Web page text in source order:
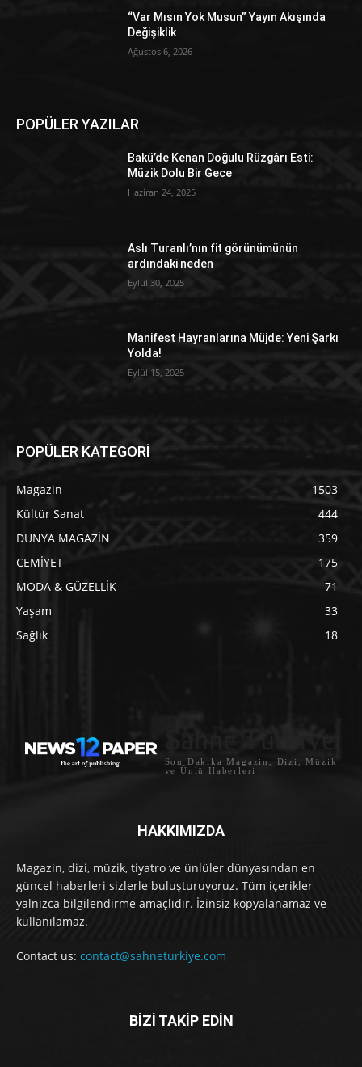
“Var Mısın Yok Musun” Yayın Akışında
Değişiklik
Ağustos 6, 2026
POPÜLER YAZILAR
Bakü’de Kenan Doğulu Rüzgârı Esti:
Müzik Dolu Bir Gece
Haziran 24, 2025
Aslı Turanlı’nın fit görünümünün
ardındaki neden
Eylül 30, 2025
Manifest Hayranlarına Müjde: Yeni Şarkı
Yolda!
Eylül 15, 2025
POPÜLER KATEGORİ
Magazin
1503
Kültür Sanat
444
DÜNYA MAGAZİN
359
CEMİYET
175
MODA & GÜZELLİK
71
Yaşam
33
Sağlık
18
Sahne Türkiye
Son Dakika Magazin, Dizi, Müzik
ve Ünlü Haberleri
HAKKIMIZDA
Magazin, dizi, müzik, tiyatro ve ünlüler dünyasından en
güncel haberleri sizlerle buluşturuyoruz. Tüm içerikler
yalnızca bilgilendirme amaçlıdır. İzinsiz kopyalanamaz ve
kullanılamaz.
Contact us: contact@sahneturkiye.com
BİZİ TAKİP EDİN